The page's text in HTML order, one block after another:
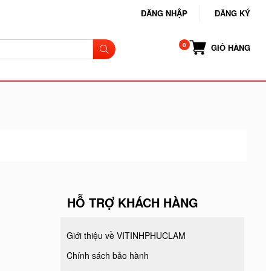
ĐĂNG NHẬP ĐĂNG KÝ
GIỎ HÀNG
HỖ TRỢ KHÁCH HÀNG
Giới thiệu về VITINHPHUCLAM
Chính sách bảo hành